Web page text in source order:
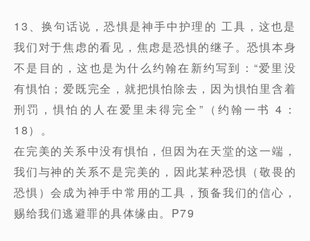
13、换句话说，恐惧是神手中护理的 工具，这也是
我们对于焦虑的看见，焦虑是恐惧的继子。恐惧本身
不是目的，这也是为什么约翰在新约写到：“爱里没
有惧怕；爱既完全，就把惧怕除去，因为惧怕里含着
刑罚，惧怕的人在爱里未得完全”（约翰一书 4：
18）。
在完美的关系中没有惧怕，但因为在天堂的这一端，
我们与神的关系不是完美的，因此某种恐惧（敬畏的
恐惧）会成为神手中常用的工具，预备我们的信心，
赐给我们逃避罪的具体缘由。P79